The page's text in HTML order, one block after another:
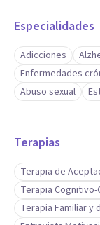
Especialidades
Adicciones
Enfermedades
Abuso sexual
Terapias
Terapia de
Terapia
Terapia Familiar y